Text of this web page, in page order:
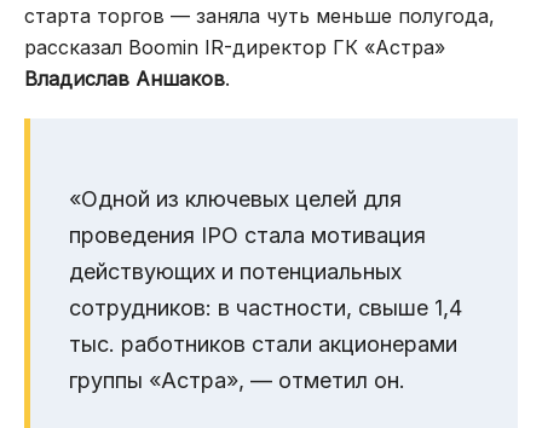
старта торгов — заняла чуть меньше полугода,
рассказал Boomin IR-директор ГК «Астра»
Владислав Аншаков.
«Одной из ключевых целей для
проведения IPO стала мотивация
действующих и потенциальных
сотрудников: в частности, свыше 1,4
тыс. работников стали акционерами
группы «Астра», — отметил он.